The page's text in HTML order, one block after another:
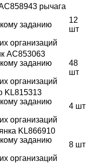
рычага
заданию
организаций
12
шт
AC853063
заданию
организаций
48
шт
KL815313
заданию
организаций
4 шт
KL866910
заданию
организаций
8 шт